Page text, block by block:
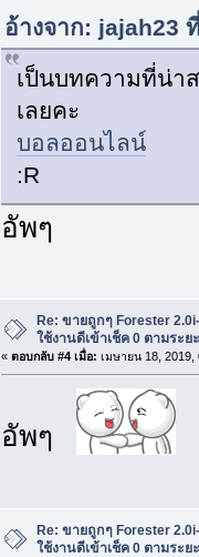
อ้างจาก: jajah23
เป็นบทความที่น่า
เลยคะ
บอลออนไลน์
:R
อัพๆ
Re: ขายถูกๆ Forester
ใช้งานดีเข้าเช็ค 0 ตามระย
« ตอบกลับ #4 เมื่อ: เมษายน 18, 2019,
อัพๆ
Re: ขายถูกๆ Forester
ใช้งานดีเข้าเช็ค 0 ตามระย